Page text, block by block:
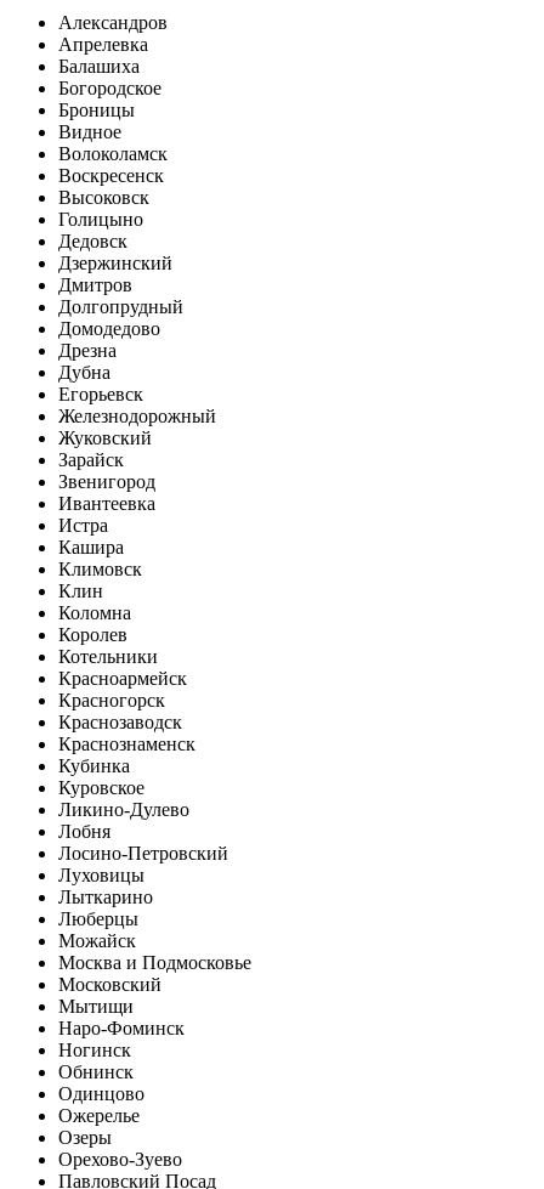
Александров
Апрелевка
Балашиха
Богородское
Броницы
Видное
Волоколамск
Воскресенск
Высоковск
Голицыно
Дедовск
Дзержинский
Дмитров
Долгопрудный
Домодедово
Дрезна
Дубна
Егорьевск
Железнодорожный
Жуковский
Зарайск
Звенигород
Ивантеевка
Истра
Кашира
Климовск
Клин
Коломна
Королев
Котельники
Красноармейск
Красногорск
Краснозаводск
Краснознаменск
Кубинка
Куровское
Ликино-Дулево
Лобня
Лосино-Петровский
Луховицы
Лыткарино
Люберцы
Можайск
Москва и Подмосковье
Московский
Мытищи
Наро-Фоминск
Ногинск
Обнинск
Одинцово
Ожерелье
Озеры
Орехово-Зуево
Павловский Посад